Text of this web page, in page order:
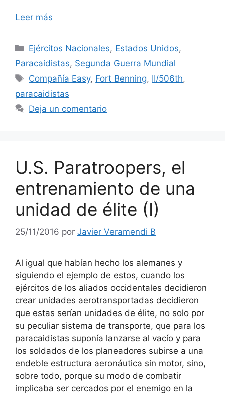
Leer más
Categorías
Ejércitos Nacionales, Estados Unidos,
Paracaidistas, Segunda Guerra Mundial
Etiquetas
Compañía Easy, Fort Benning, II/506th,
paracaidistas
Deja un comentario
U.S. Paratroopers, el
entrenamiento de una
unidad de élite (I)
25/11/2016 por Javier Veramendi B
Al igual que habían hecho los alemanes y
siguiendo el ejemplo de estos, cuando los
ejércitos de los aliados occidentales decidieron
crear unidades aerotransportadas decidieron
que estas serían unidades de élite, no solo por
su peculiar sistema de transporte, que para los
paracaidistas suponía lanzarse al vacío y para
los soldados de los planeadores subirse a una
endeble estructura aeronáutica sin motor, sino,
sobre todo, porque su modo de combatir
implicaba ser cercados por el enemigo en la